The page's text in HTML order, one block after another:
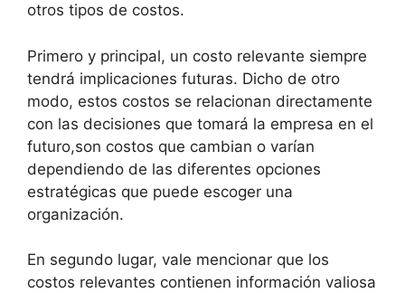
otros tipos de costos.
Primero y principal, un costo relevante siempre
tendrá implicaciones futuras. Dicho de otro
modo, estos costos se relacionan directamente
con las decisiones que tomará la empresa en el
futuro,son costos que cambian o varían
dependiendo de las diferentes opciones
estratégicas que puede escoger una
organización.
En segundo lugar, vale mencionar que los
costos relevantes contienen información valiosa